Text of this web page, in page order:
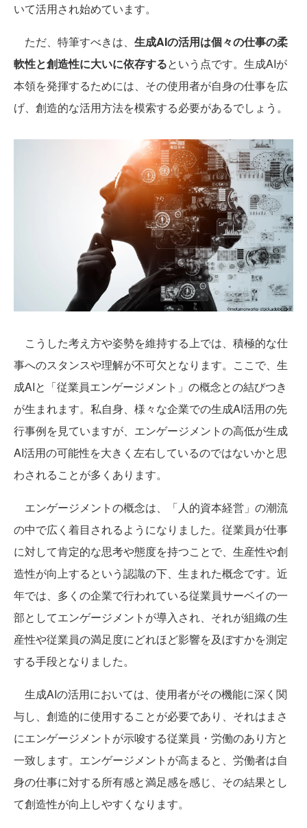
いて活用され始めています。
ただ、特筆すべきは、 生成AIの活用は個々の仕事の柔
軟性と創造性に大いに依存するという点です。生成AIが
本領を発揮するためには、その使用者が自身の仕事を広
げ、創造的な活用方法を模索する必要があるでしょう。
こうした考え方や姿勢を維持する上では、積極的な仕
事へのスタンスや理解が不可欠となります。ここで、生
成AIと「従業員エンゲージメント」の概念との結びつき
が生まれます。私自身、様々な企業での生成AI活用の先
行事例を見ていますが、エンゲージメントの高低が生成
AI活用の可能性を大きく左右しているのではないかと思
わされることが多くあります。
エンゲージメントの概念は、「人的資本経営」の潮流
の中で広く着目されるようになりました。従業員が仕事
に対して肯定的な思考や態度を持つことで、生産性や創
造性が向上するという認識の下、生まれた概念です。近
年では、多くの企業で行われている従業員サーベイの一
部としてエンゲージメントが導入され、それが組織の生
産性や従業員の満足度にどれほど影響を及ぼすかを測定
する手段となりました。
生成AIの活用においては、使用者がその機能に深く関
与し、創造的に使用することが必要であり、それはまさ
にエンゲージメントが示唆する従業員・労働のあり方と
一致します。エンゲージメントが高まると、労働者は自
身の仕事に対する所有感と満足感を感じ、その結果とし
て創造性が向上しやすくなります。